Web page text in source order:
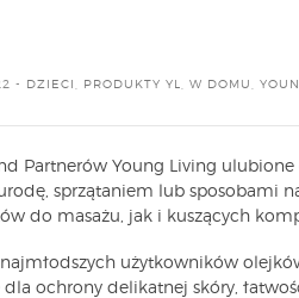
- DZIECI PRODUKTY YL W DOMU
Partnerów Young Living
sprzątaniem lub sposobami
do masażu, jak i kuszących
użytkowników
dla ochrony delikatnej skóry,